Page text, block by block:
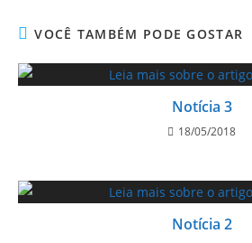
VOCÊ TAMBÉM PODE GOSTAR
Notícia 3
18/05/2018
Notícia 2